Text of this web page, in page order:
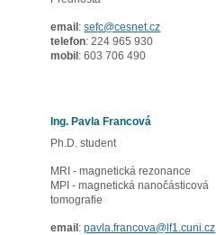
email :sefc@cesnet.cz
telefon: 224 965 930
mobil : 603 706 490
Ing. Pavla Francová
Ph.D. student
MRI - magnetická rezonance
MPI - magnetická nanočásticová
tomografie
email :pavla.francova@lf1.cuni.cz